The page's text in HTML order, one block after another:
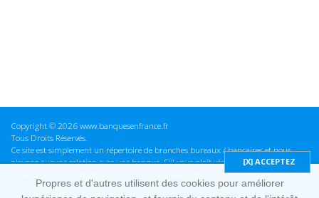
Copyright © 2026 www.banquesenfrance.fr
Tous Droits Réservés.
Ce site est simplement un répertoire de branches bureaux / bancaires et nous
n'avons aucune relation avec une banque. S'il vous plaît vérifier ces informations
avant d'effectuer toute opération, nous ne sommes pas responsables des erreurs
ou des omissions dans les informations que nous fournissons.
Propres et d'autres utilisent des cookies pour améliorer